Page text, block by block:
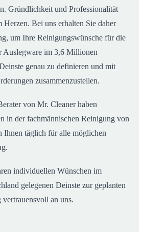
Gründlichkeit und Professionalität
Herzen. Bei uns erhalten Sie daher
um Ihre Reinigungswünsche für die
Auslegware im 3,6 Millionen
genau zu definieren und mit
zusammenzustellen.
von Mr. Cleaner haben
in der fachmännischen Reinigung von
Ihnen täglich für alle möglichen
individuellen Wünschen im
gelegenen Deinste zur geplanten
an uns.